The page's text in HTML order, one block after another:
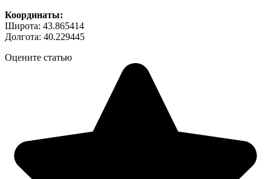
Координаты:
Широта: 43.865414
Долгота: 40.229445
Оцените статью